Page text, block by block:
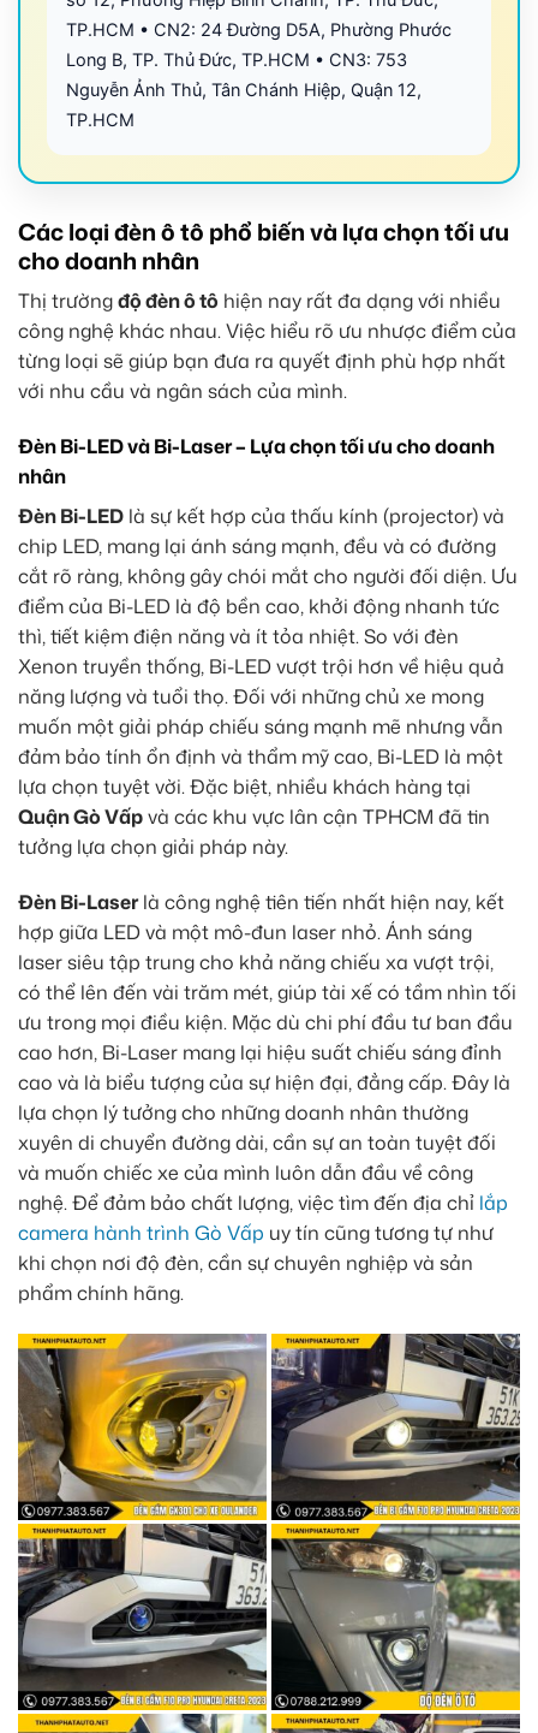
TP.HCM • CN2: 24 Đường D5A, Phường Phước
Long B, TP. Thủ Đức, TP.HCM • CN3: 753
Nguyễn Ảnh Thủ, Tân Chánh Hiệp, Quận 12,
TP.HCM
Các loại đèn ô tô phổ biến và lựa chọn tối ưu
cho doanh nhân
Thị trườngđộ đèn ô tô hiện nay rất đa dạng với nhiều
công nghệ khác nhau. Việc hiểu rõ ưu nhược điểm của
từng loại sẽ giúp bạn đưa ra quyết định phù hợp nhất
với nhu cầu và ngân sách của mình.
Đèn Bi-LED và Bi-Laser – Lựa chọn tối ưu cho doanh
nhân
Đèn Bi-LED là sự kết hợp của thấu kính (projector) và
chip LED, mang lại ánh sáng mạnh, đều và có đường
cắt rõ ràng, không gây chói mắt cho người đối diện. Ưu
điểm của Bi-LED là độ bền cao, khởi động nhanh tức
thì, tiết kiệm điện năng và ít tỏa nhiệt. So với đèn
Xenon truyền thống, Bi-LED vượt trội hơn về hiệu quả
năng lượng và tuổi thọ. Đối với những chủ xe mong
muốn một giải pháp chiếu sáng mạnh mẽ nhưng vẫn
đảm bảo tính ổn định và thẩm mỹ cao, Bi-LED là một
lựa chọn tuyệt vời. Đặc biệt, nhiều khách hàng tại
Quận Gò Vấpvà các khu vực lân cận TPHCM đã tin
tưởng lựa chọn giải pháp này.
Đèn Bi-Laserlà công nghệ tiên tiến nhất hiện nay, kết
hợp giữa LED và một mô-đun laser nhỏ. Ánh sáng
laser siêu tập trung cho khả năng chiếu xa vượt trội,
có thể lên đến vài trăm mét, giúp tài xế có tầm nhìn tối
ưu trong mọi điều kiện. Mặc dù chi phí đầu tư ban đầu
cao hơn, Bi-Laser mang lại hiệu suất chiếu sáng đỉnh
cao và là biểu tượng của sự hiện đại, đẳng cấp. Đây là
lựa chọn lý tưởng cho những doanh nhân thường
xuyên di chuyển đường dài, cần sự an toàn tuyệt đối
và muốn chiếc xe của mình luôn dẫn đầu về công
nghệ. Để đảm bảo chất lượng, việc tìm đến địa chỉ lắp
camera hành trình Gò Vấp uy tín cũng tương tự như
khi chọn nơi độ đèn, cần sự chuyên nghiệp và sản
phẩm chính hãng.